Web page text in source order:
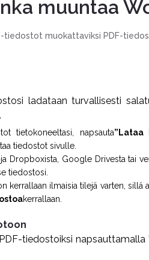
muuntaa
-tiedostot muokattaviksi PDF-
ladataan turvallisesti
tietokoneeltasi, napsauta”Lataa
tiedostot sivulle.
Dropboxista, Google Drivesta tai
tiedostosi.
kerrallaan ilmaisia tilejä varten, sillä
kerrallaan.
tiedostoiksi napsauttamalla